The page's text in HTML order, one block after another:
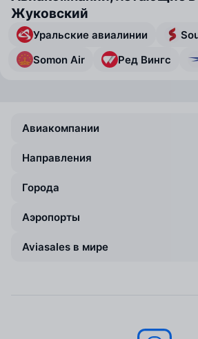
Жуковский
Уральские авиалинии
Somon Air
Ред Вингс
Авиакомпании
Направления
Города
Аэропорты
Aviasales в мире